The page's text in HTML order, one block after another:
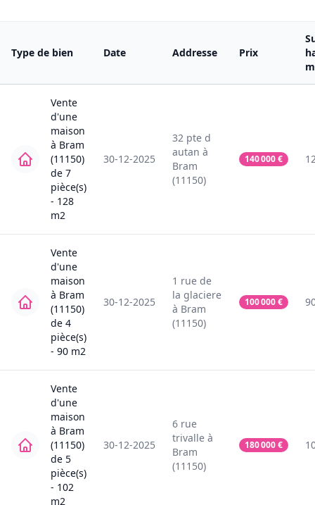
Type de bien Date Addresse Prix
Vente
d'une
maison
à Bram
(11150)
de 7
pièce(s)
- 128
m2
30-12-2025
32 pte d
autan à
Bram
(11150)
140 000€
Vente
d'une
maison
à Bram
(11150)
de 4
pièce(s)
- 90 m2
30-12-2025
1 rue de
la glaciere
à Bram
(11150)
100 000€
Vente
d'une
maison
à Bram
(11150)
de 5
pièce(s)
- 102
m2
30-12-2025
6 rue
trivalle à
Bram
(11150)
180 000€